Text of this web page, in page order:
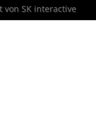
von SK interactive